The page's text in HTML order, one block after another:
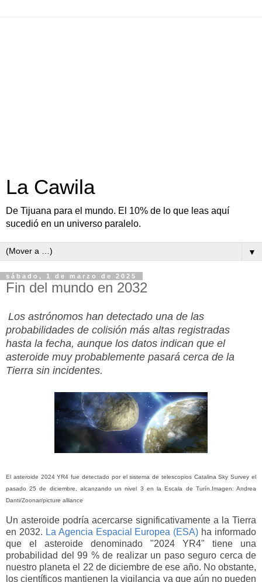
La Cawila
De Tijuana para el mundo. El 10% de lo que leas aquí
sucedió en un universo paralelo.
▼
sábado, 1 de marzo de 2025
Fin del mundo en 2032
Los astrónomos han detectado una de las
probabilidades de colisión más altas registradas
hasta la fecha, aunque los datos indican que el
asteroide muy probablemente pasará cerca de la
Tierra sin incidentes.
El asteroide 2024 YR4 fue detectado por el sistema de telescopios Catalina Sky Survey el
pasado 25 de diciembre, alcanzando un nivel 3 en la Escala de Turín. Imagen: Andrea
Danti/Zoonar/picture alliance
Un asteroide podría acercarse significativamente a la Tierra
en 2032. La Agencia Espacial Europea (ESA) ha informado
que el asteroide denominado "2024 YR4" tiene una
probabilidad del 99 % de realizar un paso seguro cerca de
nuestro planeta el 22 de diciembre de ese año. No obstante,
los científicos mantienen la vigilancia ya que aún no pueden